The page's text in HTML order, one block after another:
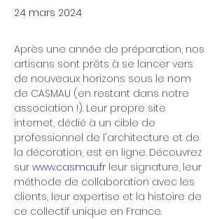
24 mars 2024
Après une année de préparation, nos
artisans sont prêts à se lancer vers
de nouveaux horizons sous le nom
de CASMAU (en restant dans notre
association !). Leur propre site
internet, dédié à un cible de
professionnel de l'architecture et de
la décoration, est en ligne. Découvrez
sur www.casmau.fr leur signature, leur
méthode de collaboration avec les
clients, leur expertise et la histoire de
ce collectif unique en France.